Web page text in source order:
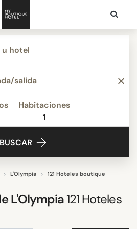
Habitaciones
1
BUSCAR
L'Olympia 121 Hoteles boutique
L'Olympia121Hoteles